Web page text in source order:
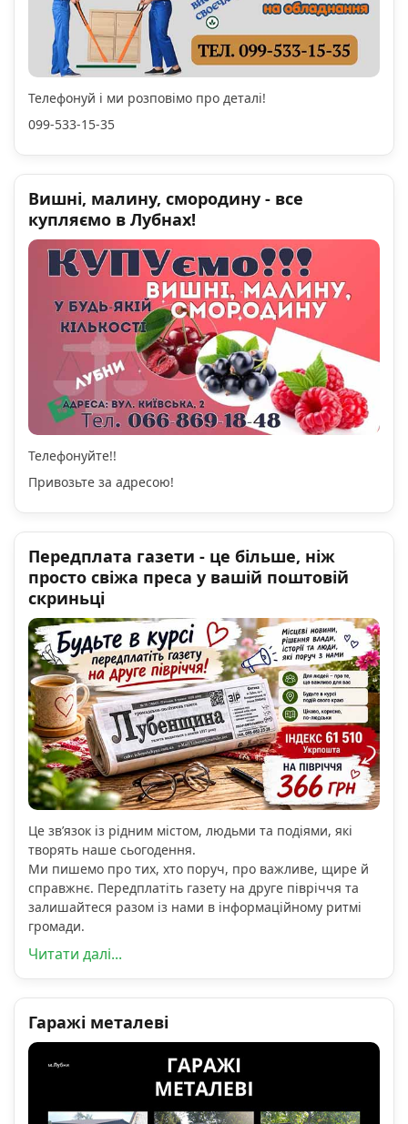
Телефонуй і ми розповімо про деталі!
099-533-15-35
Вишні, малину, смородину - все
купляємо в Лубнах!
Телефонуйте!!
Привозьте за адресою!
Передплата газети - це більше, ніж
просто свіжа преса у вашій поштовій
скриньці
Це зв’язок із рідним містом, людьми та подіями, які
творять наше сьогодення.
Ми пишемо про тих, хто поруч, про важливе, щире й
справжнє. Передплатіть газету на друге півріччя та
залишайтеся разом із нами в інформаційному ритмі
громади.
Читати далі...
Гаражі металеві